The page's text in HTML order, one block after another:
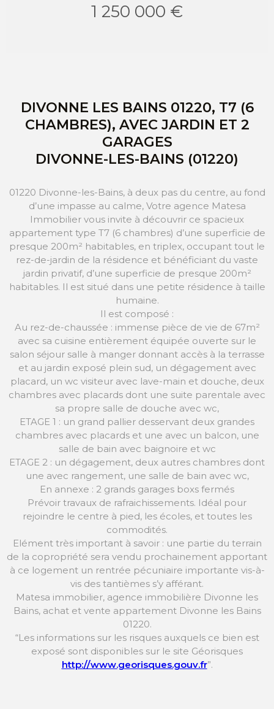
1 250 000 €
DIVONNE LES BAINS 01220, T7 (6
CHAMBRES), AVEC JARDIN ET 2
GARAGES
DIVONNE-LES-BAINS (01220)
01220 Divonne-les-Bains, à deux pas du centre, au fond
d’une impasse au calme, Votre agence Matesa
Immobilier vous invite à découvrir ce spacieux
appartement type T7 (6 chambres) d’une superficie de
presque 200m² habitables, en triplex, occupant tout le
rez-de-jardin de la résidence et bénéficiant du vaste
jardin privatif, d’une superficie de presque 200m²
habitables. Il est situé dans une petite résidence à taille
humaine.
Il est composé :
Au rez-de-chaussée : immense pièce de vie de 67m²
avec sa cuisine entièrement équipée ouverte sur le
salon séjour salle à manger donnant accès à la terrasse
et au jardin exposé plein sud, un dégagement avec
placard, un wc visiteur avec lave-main et douche, deux
chambres avec placards dont une suite parentale avec
sa propre salle de douche avec wc,
ETAGE 1 : un grand pallier desservant deux grandes
chambres avec placards et une avec un balcon, une
salle de bain avec baignoire et wc
ETAGE 2 : un dégagement, deux autres chambres dont
une avec rangement, une salle de bain avec wc,
En annexe : 2 grands garages boxs fermés
Prévoir travaux de rafraichissements. Idéal pour
rejoindre le centre à pied, les écoles, et toutes les
commodités.
Elément très important à savoir : une partie du terrain
de la copropriété sera vendu prochainement apportant
à ce logement un rentrée pécuniaire importante vis-à-
vis des tantièmes s’y afférant.
Matesa immobilier, agence immobilière Divonne les
Bains, achat et vente appartement Divonne les Bains
01220.
“Les informations sur les risques auxquels ce bien est
exposé sont disponibles sur le site Géorisques
http://www.georisques.gouv.fr”.